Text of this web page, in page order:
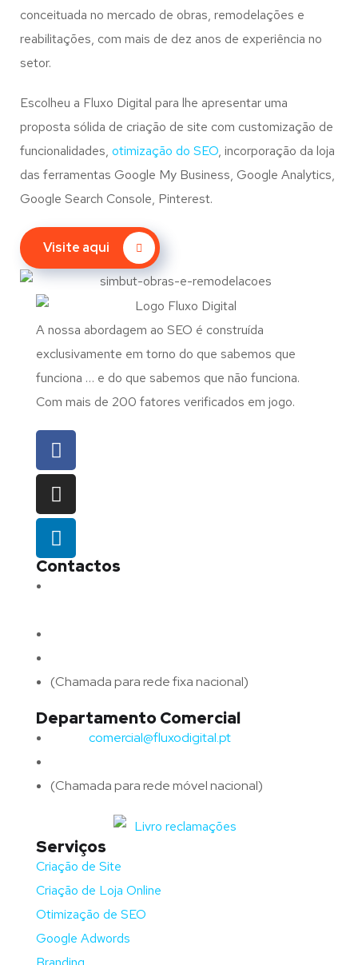
conceituada no mercado de obras, remodelações e
reabilitações, com mais de dez anos de experiência no
setor.
Escolheu a Fluxo Digital para lhe apresentar uma
proposta sólida de criação de site com customização de
funcionalidades, otimização do SEO, incorporação da loja
das ferramentas Google My Business, Google Analytics,
Google Search Console, Pinterest.
Visite aqui
A nossa abordagem ao SEO é construída
exclusivamente em torno do que sabemos que
funciona … e do que sabemos que não funciona.
Com mais de 200 fatores verificados em jogo.
Contactos
(Chamada para rede fixa nacional)
Departamento Comercial
comercial@fluxodigital.pt
(Chamada para rede móvel nacional)
Serviços
Criação de Site
Criação de Loja Online
Otimização de SEO
Google Adwords